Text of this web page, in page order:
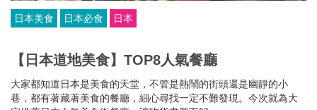
日本美食 日本必食 日本
【日本道地美食】TOP8人氣餐廳
大家都知道日本是美食的天堂，不管是熱鬧的街頭還是幽靜的小
巷，都有著藏著美食的餐廳，細心尋找一定不難發現。今次就為大